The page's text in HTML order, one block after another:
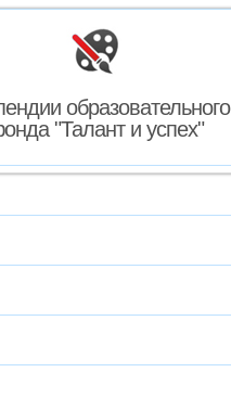
образовательного
"Талант и успех"